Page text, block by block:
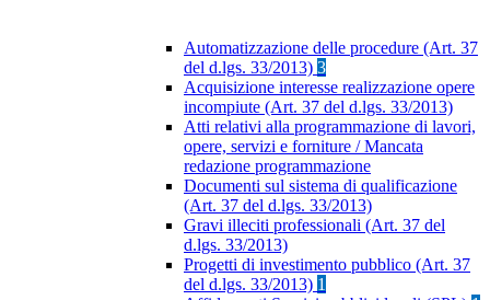
Automatizzazione delle procedure (Art. 37
del d.lgs. 33/2013) 3
Acquisizione interesse realizzazione opere
incompiute (Art. 37 del d.lgs. 33/2013)
Atti relativi alla programmazione di lavori,
opere, servizi e forniture / Mancata
redazione programmazione
Documenti sul sistema di qualificazione
(Art. 37 del d.lgs. 33/2013)
Gravi illeciti professionali (Art. 37 del
d.lgs. 33/2013)
Progetti di investimento pubblico (Art. 37
del d.lgs. 33/2013) 1